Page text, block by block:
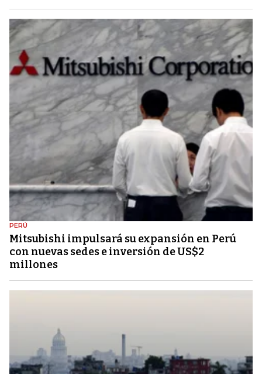
PERÚ
Mitsubishi impulsará su expansión en Perú
con nuevas sedes e inversión de US$2
millones